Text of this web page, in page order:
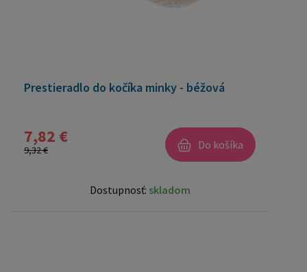
Prestieradlo do kočíka minky - béžová
7,82 €
9,32 € Do košíka
Dostupnosť: skladom